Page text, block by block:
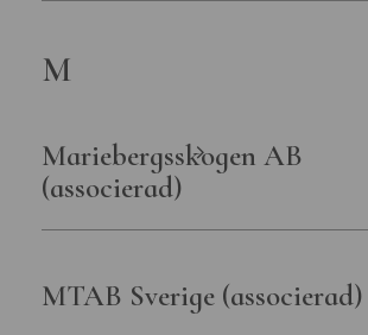
M
Mariebergsskogen AB
(associerad)
MTAB Sverige (associerad)